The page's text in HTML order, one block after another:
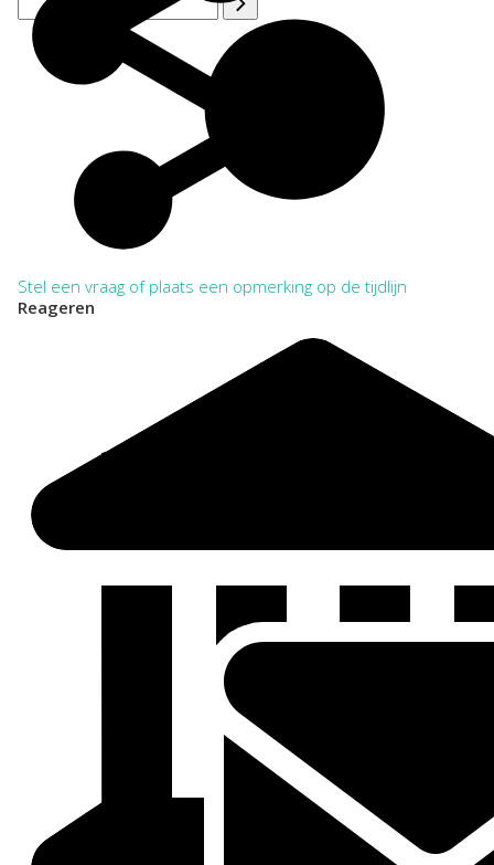
Stel een vraag of plaats een opmerking op de tijdlijn
Reageren